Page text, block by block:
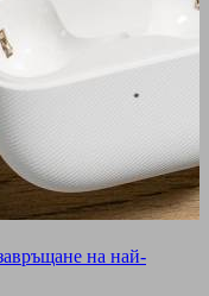
на най-